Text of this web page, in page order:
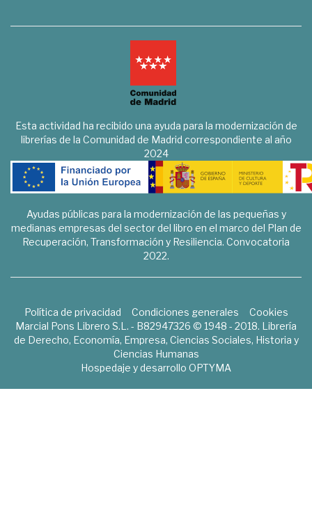
Esta actividad ha recibido una ayuda para la modernización de
librerías de la Comunidad de Madrid correspondiente al año
2024
Ayudas públicas para la modernización de las pequeñas y
medianas empresas del sector del libro en el marco del Plan de
Recuperación, Transformación y Resiliencia. Convocatoria
2022.
Política de privacidad Condiciones generales
Cookies
Marcial Pons Librero S.L. - B82947326 © 1948 - 2018. Librería
de Derecho, Economía, Empresa, Ciencias Sociales, Historia y
Ciencias Humanas
Hospedaje y desarrollo OPTYMA